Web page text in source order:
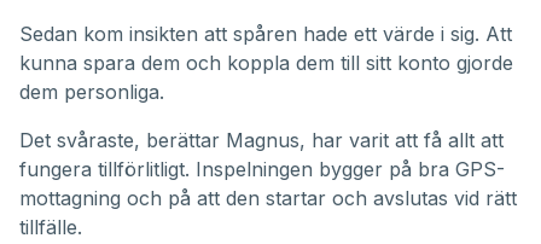
Sedan kom insikten att spåren hade ett värde i sig. Att
kunna spara dem och koppla dem till sitt konto gjorde
dem personliga.
Det svåraste, berättar Magnus, har varit att få allt att
fungera tillförlitligt. Inspelningen bygger på bra GPS-
mottagning och på att den startar och avslutas vid rätt
tillfälle.